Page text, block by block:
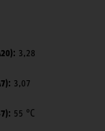
3,28
3,07
55 °C